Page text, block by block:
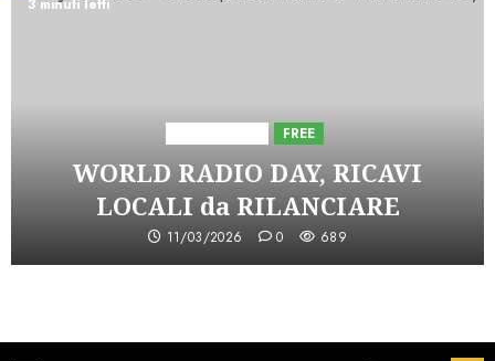
3 minuti letti
FREE
WORLD RADIO DAY, RICAVI
LOCALI da RILANCIARE
11/03/2026 0 689